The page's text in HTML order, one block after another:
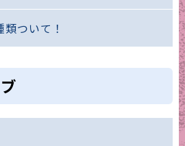
類ついて！